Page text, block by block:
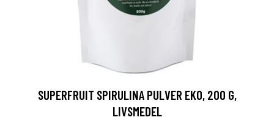
SUPERFRUIT SPIRULINA PULVER EKO, 200 G,
LIVSMEDEL